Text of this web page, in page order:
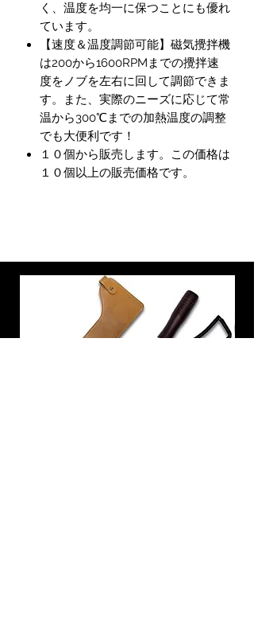
く、温度を均一に保つことにも優れ
ています。
【速度＆温度調節可能】磁気攪拌機
は200から1600RPMまでの攪拌速
度をノブを左右に回して調節できま
す。また、実際のニーズに応じて常
温から300℃までの加熱温度の調整
でも大便利です！
１０個から販売します。この価格は
１０個以上の販売価格です。